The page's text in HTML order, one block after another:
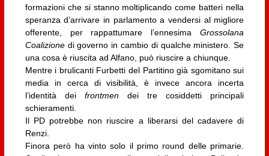
formazioni che si stanno moltiplicando come batteri nella
speranza d’arrivare in parlamento a vendersi al migliore
offerente, per rappattumare l’ennesimaGrossolana
Coalizionedi governo in cambio di qualche ministero. Se
una cosa è riuscita ad Alfano, può riuscire a chiunque.
Mentre i brulicanti Furbetti del Partitino già sgomitano sui
media in cerca di visibilità, è invece ancora incerta
l’identità dei frontmen dei tre cosiddetti principali
schieramenti.
Il PD potrebbe non riuscire a liberarsi del cadavere di
Renzi.
Finora però ha vinto solo il primo round delle primarie.